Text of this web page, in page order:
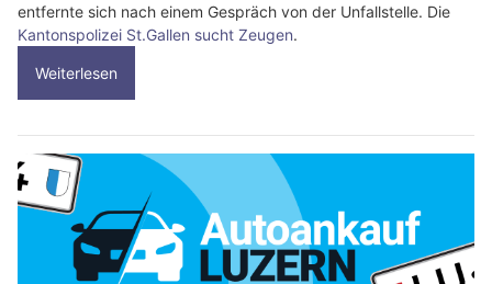
entfernte sich nach einem Gespräch von der Unfallstelle. Die
Kantonspolizei St.Gallen sucht Zeugen.
Weiterlesen